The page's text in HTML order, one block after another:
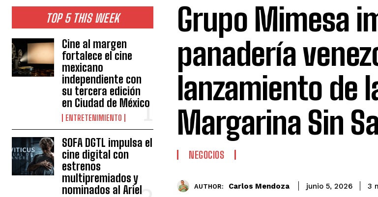
TOP 5 THIS WEEK
Cine al margen
fortalece el cine
mexicano
independiente con
su tercera edición
en Ciudad de México
ENTRETENIMIENTO
SOFA DGTL impulsa el
cine digital con
estrenos
multipremiados y
nominados al Ariel
Grupo Mimesa
panadería
lanzamiento de
Margarina Sin
NEGOCIOS
AUTHOR: Carlos Mendoza junio 5, 2026 3